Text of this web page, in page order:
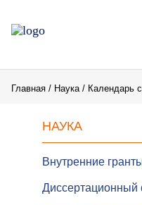
Главная Наука Календарь
НАУКА
Внутренние
Диссертационный